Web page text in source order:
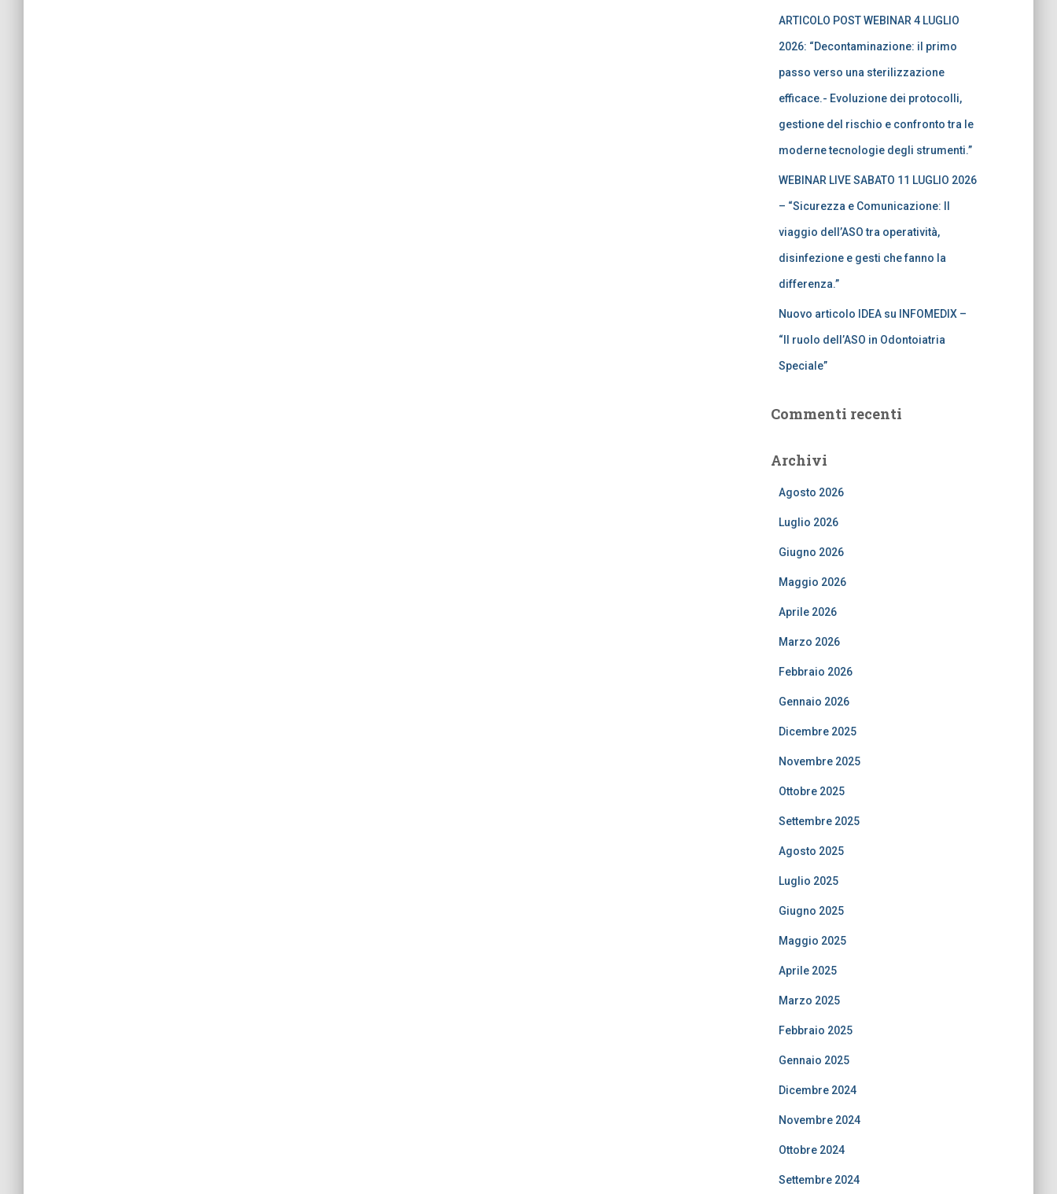
ARTICOLO POST WEBINAR 4 LUGLIO
2026: “Decontaminazione: il primo
passo verso una sterilizzazione
efficace.- Evoluzione dei protocolli,
gestione del rischio e confronto tra le
moderne tecnologie degli strumenti.”
WEBINAR LIVE SABATO 11 LUGLIO 2026
– “Sicurezza e Comunicazione: Il
viaggio dell’ASO tra operatività,
disinfezione e gesti che fanno la
differenza.”
Nuovo articolo IDEA su INFOMEDIX –
“Il ruolo dell’ASO in Odontoiatria
Speciale”
Commenti recenti
Archivi
Agosto 2026
Luglio 2026
Giugno 2026
Maggio 2026
Aprile 2026
Marzo 2026
Febbraio 2026
Gennaio 2026
Dicembre 2025
Novembre 2025
Ottobre 2025
Settembre 2025
Agosto 2025
Luglio 2025
Giugno 2025
Maggio 2025
Aprile 2025
Marzo 2025
Febbraio 2025
Gennaio 2025
Dicembre 2024
Novembre 2024
Ottobre 2024
Settembre 2024